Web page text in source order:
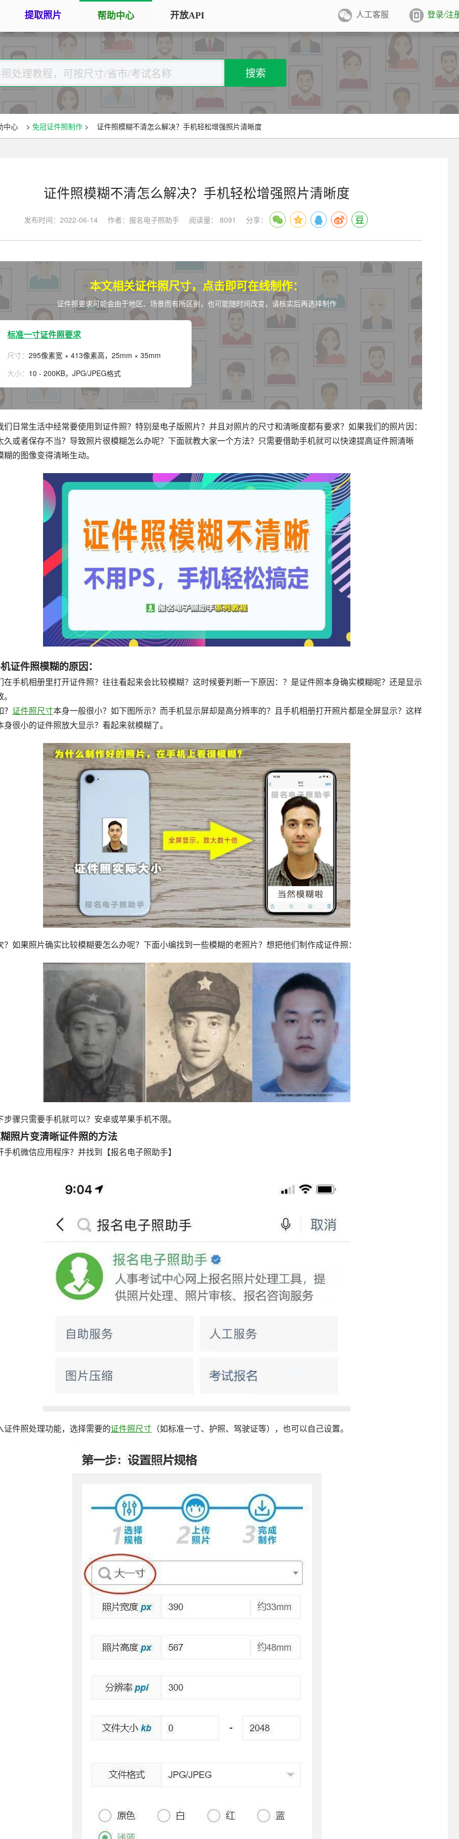
务专区
大学生毕业照采集
图像采集办理 | 相似度提升
广东省居民身份证照片回执
专属小程序 |
证件照采集系统
全国中小学生学籍照片采集系统
制卡印刷&照片采集一体化平台
手机拍照扫描仪
手机秒变随身扫描仪，拍照矫正优
化一键搞定
图片改分辨率（DPI/PPI）
改变图片大小
将彩色图片转换为黑白、灰度，模
证件照排版
将单张证件照排版至5寸/6寸相纸，
常用文档纸张尺寸
等常用文档尺寸
提取照片 帮助中心 开放API 人工客服 登录/注
搜索
中心 > 免冠证件照制作 > 证件照模糊不清怎么解决？手机轻松增强照片清晰度
证件照模糊不清怎么解决？手机轻松增强照片清晰度
发布时间：2022-06-14 作者：报名电子照助手 阅读量： 8091 分享：
本文相关证件照尺寸，点击即可在线制作：
证件照要求可能会由于地区、场景而有所区别，也可能随时间改变，请核实后再选择制作
标准一寸证件照要求
尺寸： 295像素宽 × 413像素高，25mm × 35mm
大小： 10 - 200KB，JPG/JPEG格式
们日常生活中经常要使用到证件照？特别是电子版照片？并且对照片的尺寸和清晰度都有要求？如果我们的照片因：
久或者保存不当？导致照片很模糊怎么办呢？下面就教大家一个方法？只需要借助手机就可以快速提高证件照清晰
糊的图像变得清晰生动。
证件照模糊的原因：
在手机相册里打开证件照？往往看起来会比较模糊？这时候要判断一下原因：？是证件照本身确实模糊呢？还是显示
证件照尺寸本身一般很小？如下图所示？而手机显示屏却是高分辨率的？且手机相册打开照片都是全屏显示？这样
身很小的证件照放大显示？看起来就模糊了。
？如果照片确实比较模糊要怎么办呢？下面小编找到一些模糊的老照片？想把他们制作成证件照：
步骤只需要手机就可以？安卓或苹果手机不限。
照片变清晰证件照的方法
手机微信应用程序？并找到【报名电子照助手】
证件照处理功能，选择需要的证件照尺寸 （如标准一寸、护照、驾驶证等），也可以自己设置。